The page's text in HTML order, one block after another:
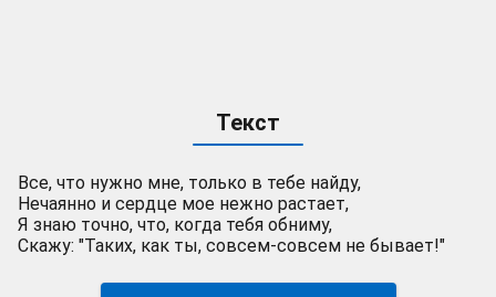
Текст
Все, что нужно мне, только в тебе найду,
Нечаянно и сердце мое нежно растает,
Я знаю точно, что, когда тебя обниму,
Скажу: "Таких, как ты, совсем-совсем не бывает!"